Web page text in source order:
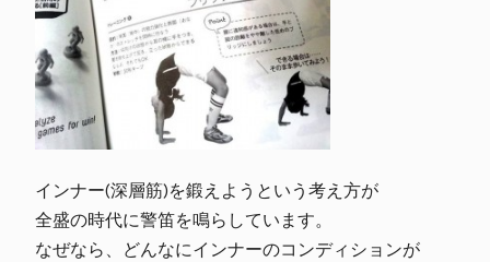
インナー(深層筋)を鍛えようという考え方が
全盛の時代に警笛を鳴らしています。
なぜなら、どんなにインナーのコンディションが